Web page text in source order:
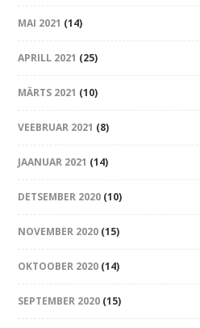
MAI 2021 (14)
APRILL 2021 (25)
MÄRTS 2021 (10)
VEEBRUAR 2021 (8)
JAANUAR 2021 (14)
DETSEMBER 2020 (10)
NOVEMBER 2020 (15)
OKTOOBER 2020 (14)
SEPTEMBER 2020 (15)